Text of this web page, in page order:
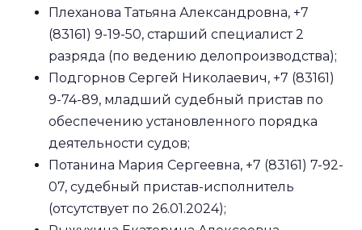
Плеханова Татьяна Александровна, +7
(83161) 9-19-50, старший специалист 2
разряда (по ведению делопроизводства);
Подгорнов Сергей Николаевич, +7 (83161)
9-74-89, младший судебный пристав по
обеспечению установленного порядка
деятельности судов;
Потанина Мария Сергеевна, +7 (83161) 7-92-
07, судебный пристав-исполнитель
(отсутствует по 26.01.2024);